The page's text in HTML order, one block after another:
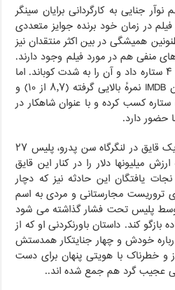
جنایی به کارگردانی برایان سینگر
است. این فیلم در زمان خود برنده جوایز متعددی
همیشگی در بین اکثر منتقدان نیز
منفی هم در مورد فیلم وجود دارند.
راجر ایبرت به فیلم ۱٫۵ ستاره از ۴ ستاره داد و آن را به شدت کوباند. اما
این فیلم در وب‌گاه‌های گوناگون IMDB نمرهٔ بالایی گرفته (۸٫۷ از ۱۰) و
در توتال فیلم نیز ۵ ستاره از ۴ ستاره کسب کرده و با عنوان شاهکار در
خلاصه داستان: پس از انفجار یک قایق در لنگرگاه سن پدرو، پلیس ۲۷
میلیونها دلار را در کنار این قایق
یافتگان این حادثه نیز که دچار
تروریست مجارستانی و مردی به اسم
پلیس تحت فشار گذاشته می شود
بازگو کند. داستان باورنکردنی او که از
خودش و چهار جنایتکار همدستش
خطرناک با هویتی پنهان برای دست
عجیب گرد هم جمع شده اند..